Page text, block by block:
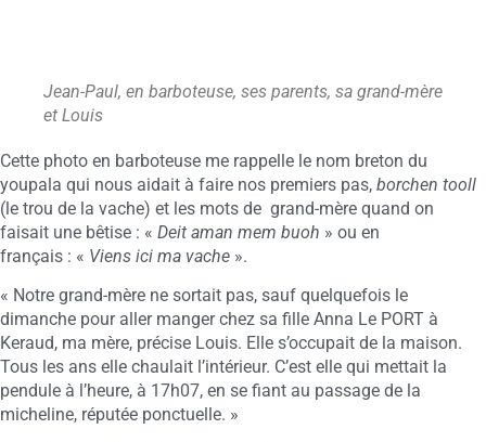
Jean-Paul, en barboteuse, ses parents, sa grand-mère
et Louis
Cette photo en barboteuse me rappelle le nom breton du
youpala qui nous aidait à faire nos premiers pas, borchen tooll
(le trou de la vache) et les mots de grand-mère quand on
faisait une bêtise : « Deit aman mem buoh » ou en
français : « Viens ici ma vache ».
« Notre grand-mère ne sortait pas, sauf quelquefois le
dimanche pour aller manger chez sa fille Anna Le PORT à
Keraud, ma mère, précise Louis. Elle s’occupait de la maison.
Tous les ans elle chaulait l’intérieur. C’est elle qui mettait la
pendule à l’heure, à 17h07, en se fiant au passage de la
micheline, réputée ponctuelle. »